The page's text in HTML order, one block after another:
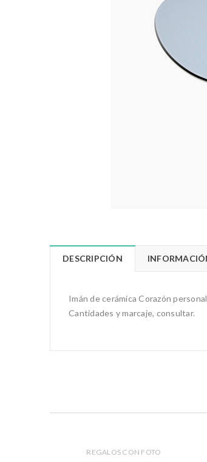
DESCRIPCIÓN
Imán de cerámica Corazón
Cantidades y marcaje, consultar.
REGALOS CON FOTO